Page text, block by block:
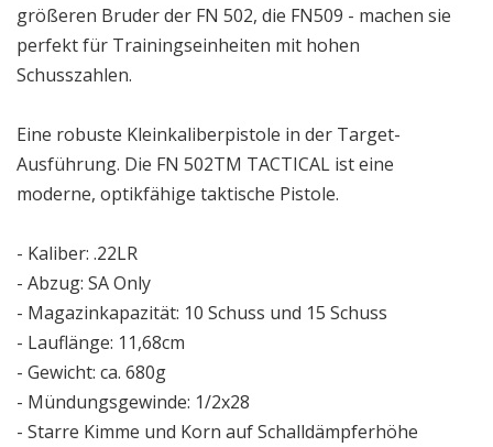
größeren Bruder der FN 502, die FN509 - machen sie
perfekt für Trainingseinheiten mit hohen
Schusszahlen.
Eine robuste Kleinkaliberpistole in der Target-
Ausführung. Die FN 502TM TACTICAL ist eine
moderne, optikfähige taktische Pistole.
- Kaliber: .22LR
- Abzug: SA Only
- Magazinkapazität: 10 Schuss und 15 Schuss
- Lauflänge: 11,68cm
- Gewicht: ca. 680g
- Mündungsgewinde: 1/2x28
- Starre Kimme und Korn auf Schalldämpferhöhe